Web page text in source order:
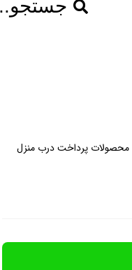
محصولات پرداخت درب منزل